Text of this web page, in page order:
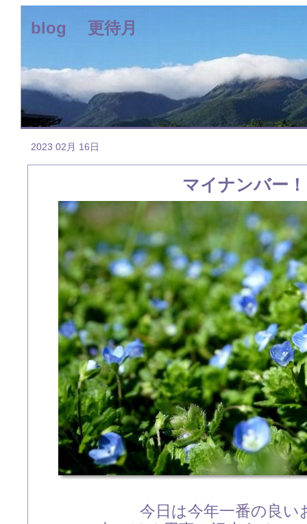
blog 更待月
2023 02月 16日
マイナンバー！
今日は今年一番の良い